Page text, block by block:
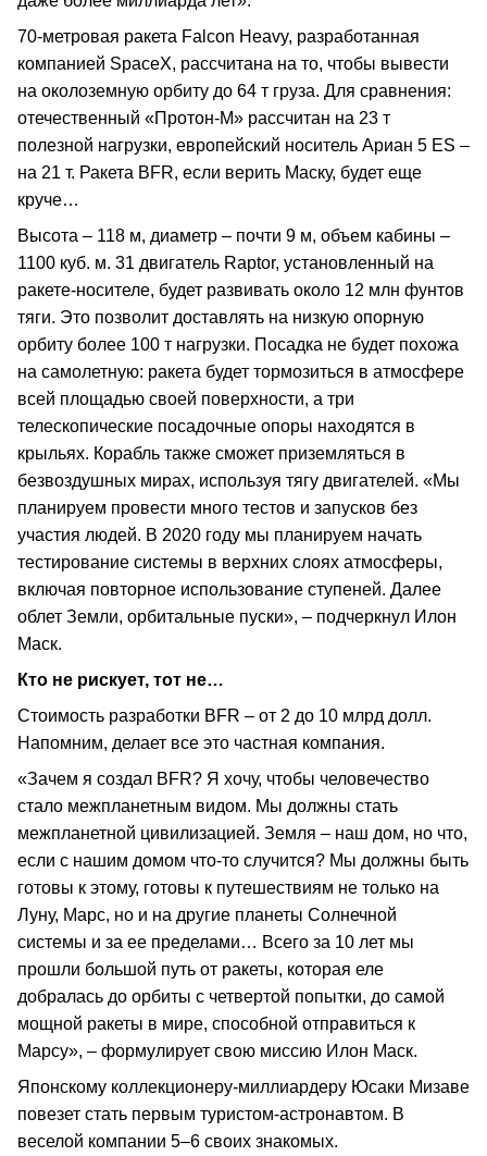
70-метровая ракета Falcon Heavy, разработанная
компанией SpaceX, рассчитана на то, чтобы вывести
на околоземную орбиту до 64 т груза. Для сравнения:
отечественный «Протон-М» рассчитан на 23 т
полезной нагрузки, европейский носитель Ариан 5 ES –
на 21 т. Ракета BFR, если верить Маску, будет еще
круче…
Высота – 118 м, диаметр – почти 9 м, объем кабины –
1100 куб. м. 31 двигатель Raptor, установленный на
ракете-носителе, будет развивать около 12 млн фунтов
тяги. Это позволит доставлять на низкую опорную
орбиту более 100 т нагрузки. Посадка не будет похожа
на самолетную: ракета будет тормозиться в атмосфере
всей площадью своей поверхности, а три
телескопические посадочные опоры находятся в
крыльях. Корабль также сможет приземляться в
безвоздушных мирах, используя тягу двигателей. «Мы
планируем провести много тестов и запусков без
участия людей. В 2020 году мы планируем начать
тестирование системы в верхних слоях атмосферы,
включая повторное использование ступеней. Далее
облет Земли, орбитальные пуски», – подчеркнул Илон
Маск.
Кто не рискует, тот не…
Стоимость разработки BFR – от 2 до 10 млрд долл.
Напомним, делает все это частная компания.
«Зачем я создал BFR? Я хочу, чтобы человечество
стало межпланетным видом. Мы должны стать
межпланетной цивилизацией. Земля – наш дом, но что,
если с нашим домом что-то случится? Мы должны быть
готовы к этому, готовы к путешествиям не только на
Луну, Марс, но и на другие планеты Солнечной
системы и за ее пределами… Всего за 10 лет мы
прошли большой путь от ракеты, которая еле
добралась до орбиты с четвертой попытки, до самой
мощной ракеты в мире, способной отправиться к
Марсу», – формулирует свою миссию Илон Маск.
Японскому коллекционеру-миллиардеру Юсаки Мизаве
повезет стать первым туристом-астронавтом. В
веселой компании 5–6 своих знакомых.